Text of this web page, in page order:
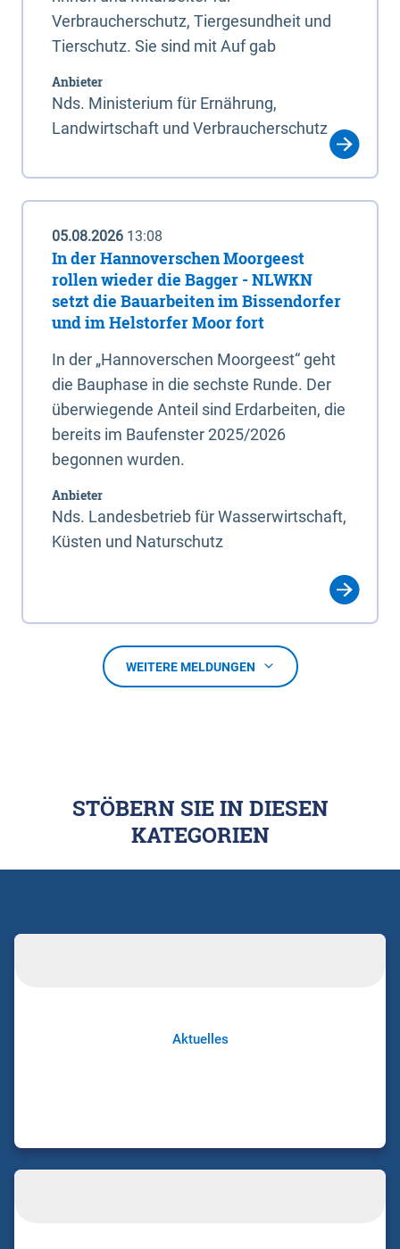
Verbraucherschutz, Tiergesundheit und
Tierschutz. Sie sind mit Auf gab
Anbieter
Nds. Ministerium für Ernährung,
Landwirtschaft und Verbraucherschutz
05.08.2026 13:08
In der Hannoverschen Moorgeest
rollen wieder die Bagger - NLWKN
setzt die Bauarbeiten im Bissendorfer
und im Helstorfer Moor fort
In der „Hannoverschen Moorgeest“ geht
die Bauphase in die sechste Runde. Der
überwiegende Anteil sind Erdarbeiten, die
bereits im Baufenster 2025/2026
begonnen wurden.
Anbieter
Nds. Landesbetrieb für Wasserwirtschaft,
Küsten und Naturschutz
WEITERE MELDUNGEN
STÖBERN SIE IN DIESEN
KATEGORIEN
Aktuelles